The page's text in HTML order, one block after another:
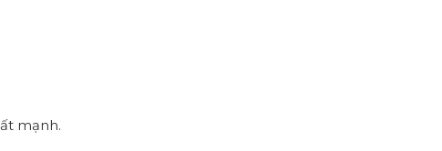
mạnh.